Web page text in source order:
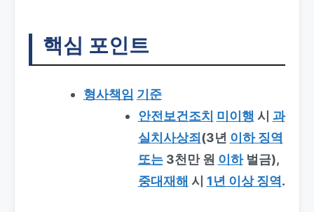
핵심 포인트
형사책임 기준
안전보건조치 미이행 시 과
실치사상죄 (3년 이하 징역
또는3천만 원 이하벌금),
중대재해 시 1년 이상 징역.